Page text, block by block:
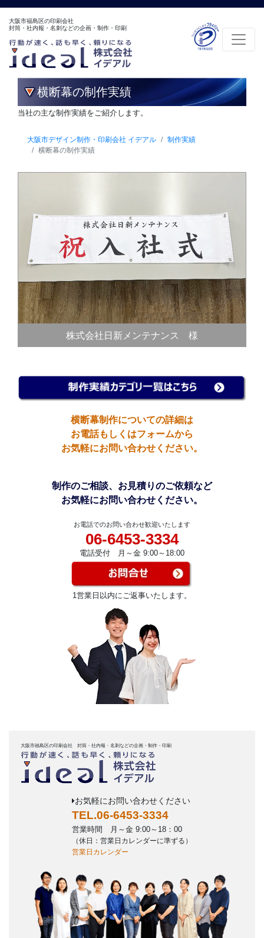
大阪市福島区の印刷会社
封筒・社内報・名刺などの企画・制作・印刷
横断幕の制作実績
当社の主な制作実績をご紹介します。
大阪市デザイン制作・印刷会社 イデアル
制作実績
横断幕の制作実績
株式会社日新メンテナンス 様
横断幕制作についての詳細は
お電話もしくはフォームから
お気軽にお問い合わせください。
制作のご相談、お見積りのご依頼など
お気軽にお問い合わせください。
お電話でのお問い合わせ歓迎いたします
06-6453-3334
電話受付 月～金 9:00～18:00
1営業日以内にご返事いたします。
大阪市福島区の印刷会社 封筒・社内報・名刺などの企画・制作・印刷
お気軽にお問い合わせください
TEL.06-6453-3334
営業時間 月～金 9:00～18：00
（休日：営業日カレンダーに準ずる）
営業日カレンダー